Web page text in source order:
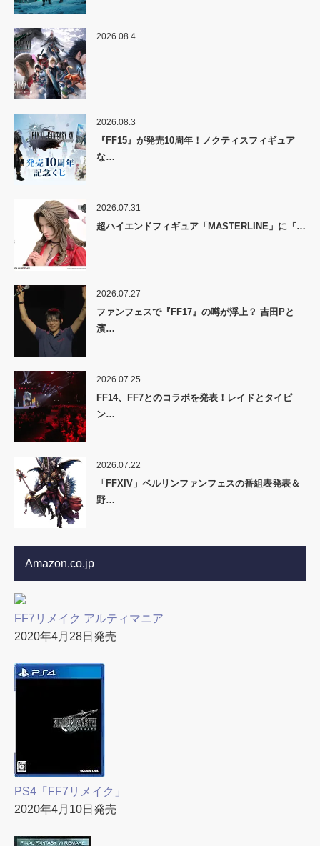
2026.08.4
2026.08.3
『FF15』が発売10周年！ノクティスフィギュア
な…
2026.07.31
超ハイエンドフィギュア「MASTERLINE」に『…
2026.07.27
ファンフェスで『FF17』の噂が浮上？ 吉田Pと
濱…
2026.07.25
FF14、FF7とのコラボを発表！レイドとタイピ
ン…
2026.07.22
「FFXIV」ベルリンファンフェスの番組表発表＆
野…
Amazon.co.jp
FF7リメイク アルティマニア
2020年4月28日発売
PS4「FF7リメイク」
2020年4月10日発売